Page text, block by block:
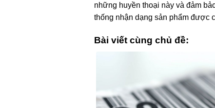
những huyền thoại này và đảm
thống nhận dạng sản phẩm được
Bài viết cùng chủ đề: